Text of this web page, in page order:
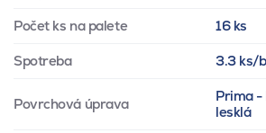
Počet ks na palete 16 ks
Spotreba 3.3 ks/
Povrchová úprava
Prima -
lesklá